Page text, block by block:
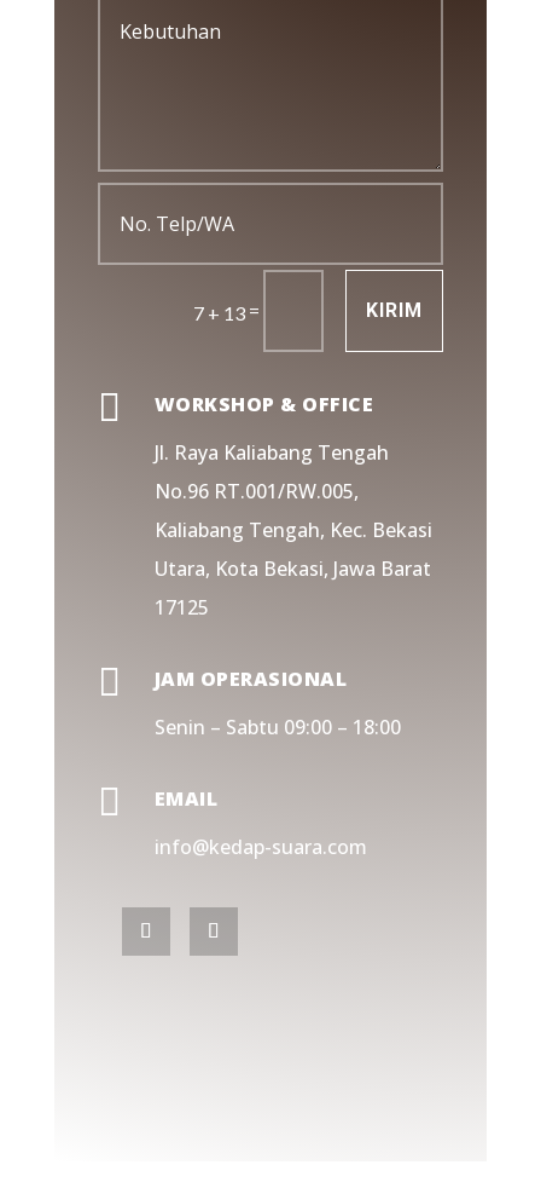
7 + 13 = KIRIM

WORKSHOP & OFFICE
Jl. Raya Kaliabang Tengah
No.96 RT.001/RW.005,
Kaliabang Tengah, Kec. Bekasi
Utara, Kota Bekasi, Jawa Barat
17125

JAM OPERASIONAL
Senin – Sabtu 09:00 – 18:00

EMAIL
info@kedap-suara.com